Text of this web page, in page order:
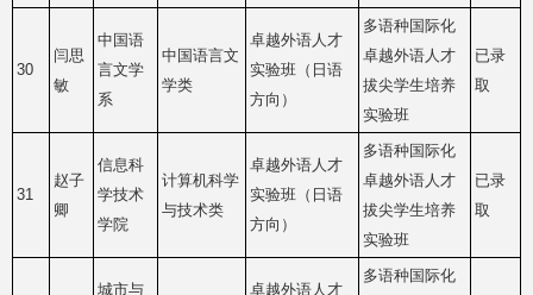
30
闫思
敏
中国语
言文学
系
中国语言文
学类
卓越外语人才
实验班（日语
方向）
多语种国际化
卓越外语人才
拔尖学生培养
实验班
已录
取
31
赵子
卿
信息科
学技术
学院
计算机科学
与技术类
卓越外语人才
实验班（日语
方向）
多语种国际化
卓越外语人才
拔尖学生培养
实验班
已录
取
城市与
卓越外语人才
多语种国际化